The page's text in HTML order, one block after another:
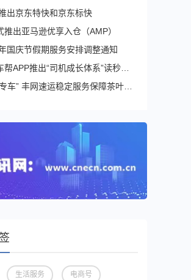
日即将
156
出京东特快和京东标快
出亚马逊优享入仓（AMP）
国庆节假期服务安排调整通知
推出“司机成长体系”读秒优先抢权益
” 丰网速运稳定服务保障茶叶运输
生活服务 电商号